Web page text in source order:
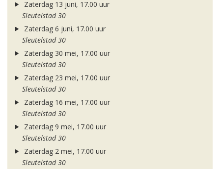
Zaterdag 13 juni, 17.00 uur
Sleutelstad 30
Zaterdag 6 juni, 17.00 uur
Sleutelstad 30
Zaterdag 30 mei, 17.00 uur
Sleutelstad 30
Zaterdag 23 mei, 17.00 uur
Sleutelstad 30
Zaterdag 16 mei, 17.00 uur
Sleutelstad 30
Zaterdag 9 mei, 17.00 uur
Sleutelstad 30
Zaterdag 2 mei, 17.00 uur
Sleutelstad 30